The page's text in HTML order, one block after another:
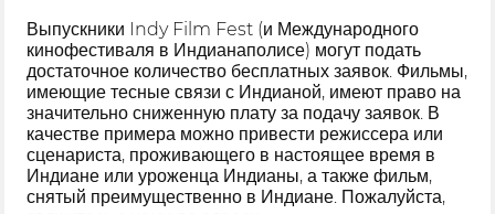
Выпускники Indy Film Fest (и Международного
кинофестиваля в Индианаполисе) могут подать
достаточное количество бесплатных заявок. Фильмы,
имеющие тесные связи с Индианой, имеют право на
значительно сниженную плату за подачу заявок. В
качестве примера можно привести режиссера или
сценариста, проживающего в настоящее время в
Индиане или уроженца Индианы, а также фильм,
снятый преимущественно в Индиане. Пожалуйста,